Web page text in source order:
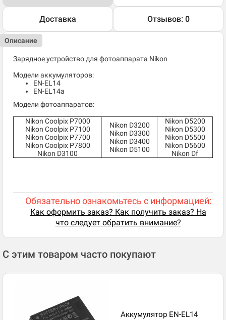
Доставка Отзывов: 0
Описание
Зарядное устройство для фотоаппарата Nikon
Модели аккумуляторов:
EN-EL14
EN-EL14a
Модели фотоаппаратов:
Nikon Coolpix P7000
Nikon Coolpix P7100
Nikon Coolpix P7700
Nikon Coolpix P7800
Nikon D3100
Nikon D3200
Nikon D3300
Nikon D3400
Nikon D5100
Nikon D5200
Nikon D5300
Nikon D5500
Nikon D5600
Nikon Df
Обязательно ознакомьтесь с информацией:
Как оформить заказ? Как получить заказ? На
что следует обратить внимание?
С этим товаром часто покупают
Аккумулятор EN-EL14